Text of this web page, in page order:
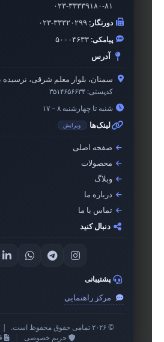
۰۲۳-۳۳۳۳۹۱۸۰-۸۱
دورنگار:۰۲۳-۳۳۳۲۰۲۹۹
پیامکی:۵۰۰۰۴۶۳۳
آدرس
سمنان، بلوار معلم شرقی،
کدپستی: ۳۵۱۴۶۵۶۶۳۴
شنبه تا چهارشنبه ۸ – ۱۷
لینک‌ها ویرایش
صفحه اصلی
محصولات
وبلاگ
درباره ما
تماس با ما
دنبال کنید
پشتیبانی
مرکز راهنمایی
© ۲۰۲۶ تمامی حقوق محفوظ است.
حریم خصوصی